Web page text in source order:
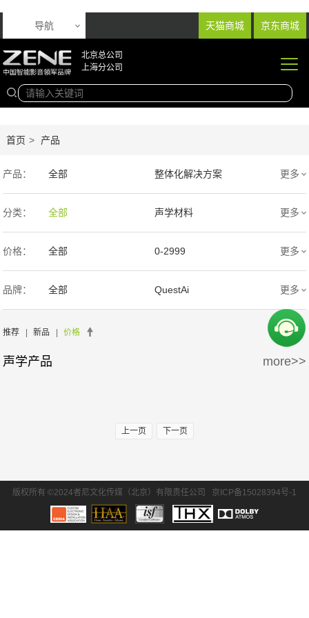
天猫商城 京东商城
导航
北京总公司
上海分公司
首页 > 产品
产品： 全部 整体化解决方案
音响产品 投影产品
专业扩声音箱 幕布产品
声学产品 智能产品
周边产品
更多
分类： 全部 声学材料 更多
价格： 全部 0-2999
3000-9999 1万-5万
5万-15万
30万-50万
更多
品牌： 全部 QuestAi 更多
推荐 | 新品 | 价格
声学产品 more>>
上一页 下一页
版权所有 ©2024者尼文化传媒（北京）有限责任公司 京ICP备15028394号-1